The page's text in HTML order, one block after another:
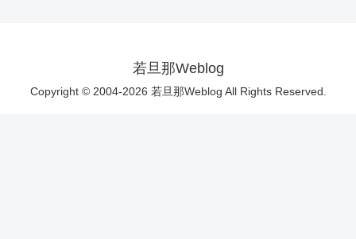
若旦那Weblog
Copyright © 2004-2026 若旦那Weblog All Rights Reserved.